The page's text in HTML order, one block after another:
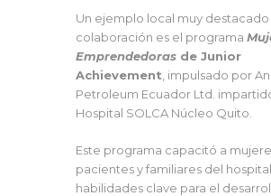
Un ejemplo local muy
colaboración es el programa
Emprendedoras de Junior
Achievement, impulsado por
Petroleum Ecuador Ltd.
Hospital SOLCA Núcleo Quito.
Este programa capacitó a
pacientes y familiares del
habilidades clave para el